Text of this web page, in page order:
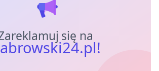
się na